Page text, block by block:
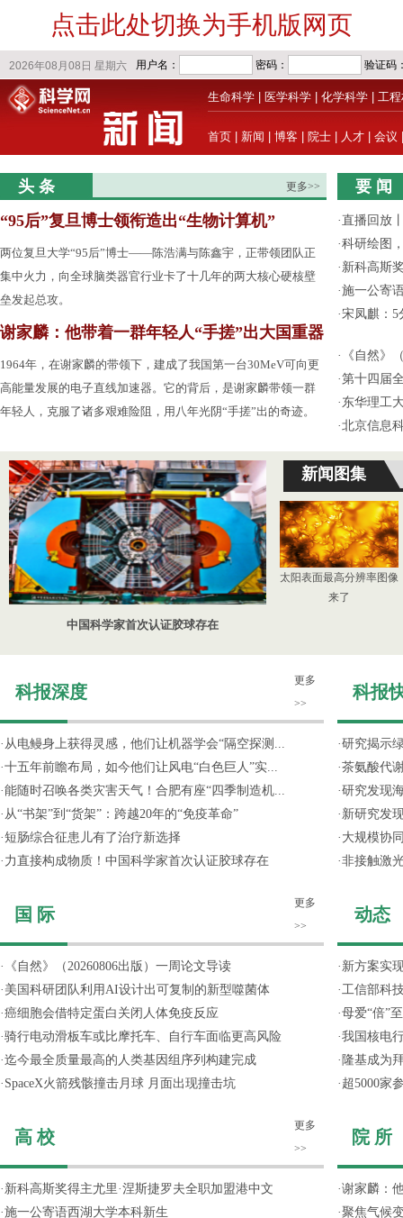
点击此处切换为手机版网页
生命科学 医学科学 化学科学 工
首页 新闻 博客 院士 人才 会议
头 条 更多>>
“95后”复旦博士领衔造出“生物计算机”
两位复旦大学“95后”博士——陈浩满与陈鑫宇，正带领团队正
集中火力，向全球脑类器官行业卡了十几年的两大核心硬核壁
垒发起总攻。
谢家麟：他带着一群年轻人“手搓”出大国重器
1964年，在谢家麟的带领下，建成了我国第一台30MeV可向更
高能量发展的电子直线加速器。它的背后，是谢家麟带领一群
年轻人，克服了诸多艰难险阻，用八年光阴“手搓”出的奇迹。
要 闻
·直播回放
·科研绘图
· 新科高斯
·施一公寄
·宋凤麒：5
·
《自然》
·第十四届
· 东华理工
·北京信息
中国科学家首次认证胶球存在
新闻图集
太阳表面最高分辨率图像
来了
科报深度
更多
>>
· 从电鳗身上获得灵感，他们让机器学会“隔空探测...
·十五年前瞻布局，如今他们让风电“白色巨人”实...
·能随时召唤各类灾害天气！合肥有座“四季制造机...
· 从“书架”到“货架”：跨越20年的“免疫革命”
· 短肠综合征患儿有了治疗新选择
· 力直接构成物质！中国科学家首次认证胶球存在
国 际
更多
>>
·
《自然》（20260806出版）一周论文导读
· 美国科研团队利用AI设计出可复制的新型噬菌体
·癌细胞会借特定蛋白关闭人体免疫反应
·骑行电动滑板车或比摩托车、自行车面临更高风险
·迄今最全质量最高的人类基因组序列构建完成
· SpaceX火箭残骸撞击月球 月面出现撞击坑
高 校
更多
>>
· 新科高斯奖得主尤里·涅斯捷罗夫全职加盟港中文
·施一公寄语西湖大学本科新生
科报
·研究揭示
·茶氨酸代
·研究发现
· 新研究发
· 大规模协
·非接触激
动态
· 新方案实
·工信部科
·母爱“倍”
·我国核电
· 隆基成为
· 超5000家
院 所
·谢家麟：
·聚焦气候